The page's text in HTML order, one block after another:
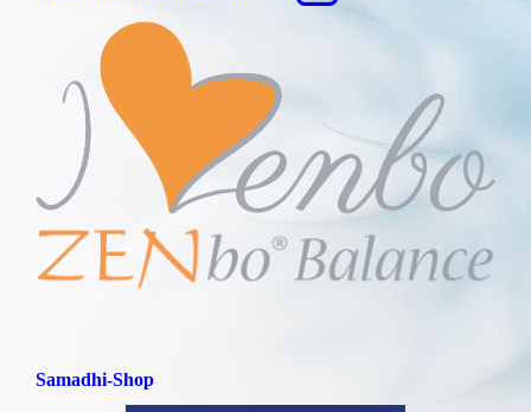
Samadhi-Shop